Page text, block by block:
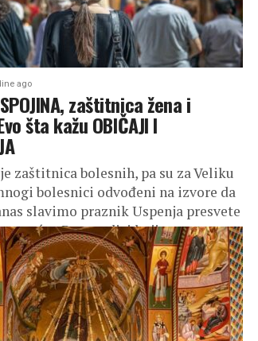
ago
zaštitnica žena i
šta kažu OBIČAJI I
zaštitnica bolesnih, pa su za Veliku
bolesnici odvođeni na izvore da
slavimo praznik Uspenja presvete
Bogorodici koji...